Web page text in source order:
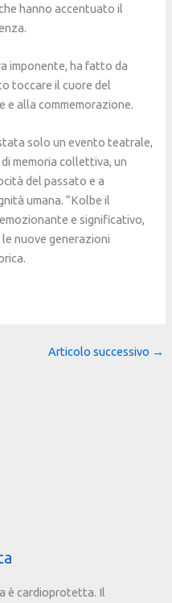
hanno accentuato il
imponente, ha fatto da
toccare il cuore del
e alla commemorazione.
solo un evento teatrale,
memoria collettiva, un
del passato e a
umana. “Kolbe il
e significativo,
nuove generazioni
Articolo successivo →
è cardioprotetta. Il